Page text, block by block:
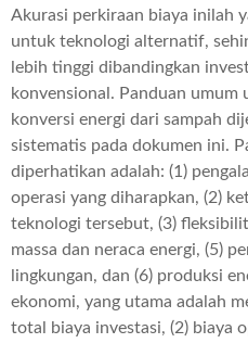
Akurasi perkiraan biaya inilah
untuk teknologi alternatif,
lebih tinggi dibandingkan
konvensional. Panduan
konversi energi dari sampah
sistematis pada dokumen ini.
diperhatikan adalah: (1)
operasi yang diharapkan, (2)
teknologi tersebut, (3)
massa dan neraca energi, (5)
lingkungan, dan (6) produksi
ekonomi, yang utama adalah
total biaya investasi, (2) biaya